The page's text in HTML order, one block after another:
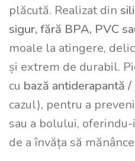
plăcută. Realizat din
sigur, fără BPA, PVC
moale la atingere,
și extrem de durabil.
cu bază antiderapantă
cazul), pentru a
sau a bolului,
de a învăța să